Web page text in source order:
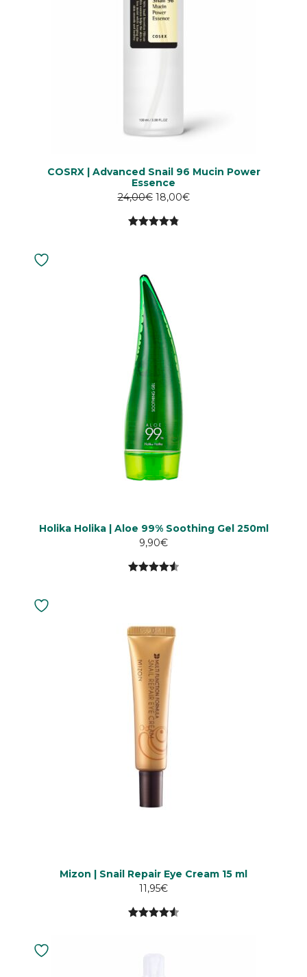
COSRX | Advanced Snail 96 Mucin Power
Essence
Alkuperäinen
24,00€Nykyinen
on:
18,00€
Holika Holika | Aloe 99% Soothing Gel 250ml
9,90€
Mizon | Snail Repair Eye Cream 15 ml
11,95€